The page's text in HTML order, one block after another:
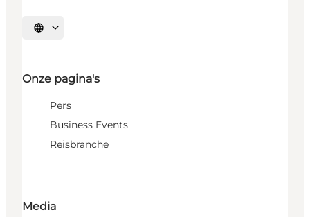
Selecteer taal
Onze pagina's
Pers
Business Events
Reisbranche
Media